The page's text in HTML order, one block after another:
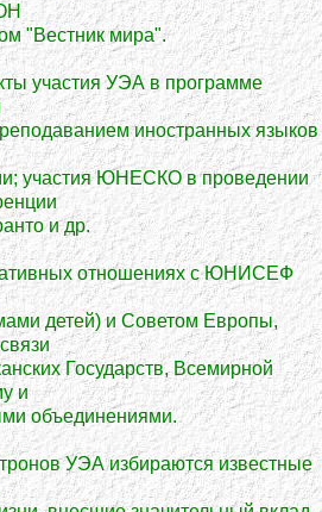
"Вестник мира".
участия УЭА в программе
иностранных языков
участия ЮНЕСКО в проведении
и др.
отношениях с ЮНИСЕФ
детей) и Советом Европы,
Государств, Всемирной
и
объединениями.
УЭА избираются известные